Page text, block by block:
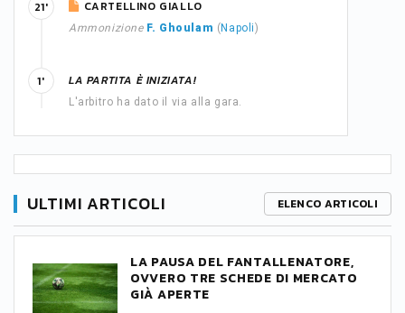
CARTELLINO GIALLO
Ammonizione F. Ghoulam ( Napoli)
21'
LA PARTITA È INIZIATA!
L'arbitro ha dato il via alla gara.
1'
ULTIMI ARTICOLI ELENCO ARTICOLI
LA PAUSA DEL FANTALLENATORE,
OVVERO TRE SCHEDE DI MERCATO
GIÀ APERTE